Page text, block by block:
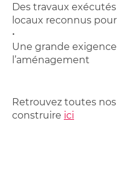
Des travaux
locaux reconnus
•
Une grande
l’aménagement
Retrouvez toutes
construire ici